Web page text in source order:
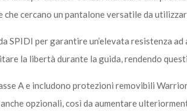
cercano un pantalone versatile da
per garantire un’elevata resistenza
la libertà durante la guida, rendendo
A e includono protezioni removibili
opzionali, così da aumentare